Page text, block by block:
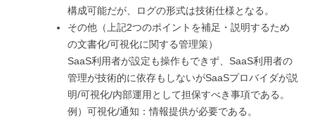
構成可能だが、ログの形式は技術仕様となる。
その他（上記2つのポイントを補足・説明するため
の文書化/可視化に関する管理策）
SaaS利用者が設定も操作もできず、SaaS利用者の
管理が技術的に依存もしないがSaaSプロバイダが説
明/可視化/内部運用として担保すべき事項である。
例）可視化/通知：情報提供が必要である。